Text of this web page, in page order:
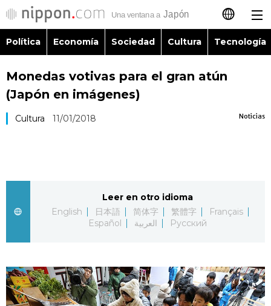
日本語
English
العربية
Русский
Política
Sociedad
Cultura
Vida
Política Economía Sociedad Cultura Tecnología
Monedas votivas para el gran atún
(Japón en imágenes)
Noticias
Cultura 11/01/2018
Leer en otro idioma
English
日本語 简体字 繁體字
Français
Español
العربية Русский